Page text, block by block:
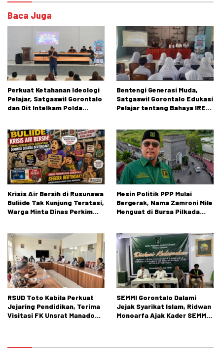
Baca Juga
Perkuat Ketahanan Ideologi
Pelajar, Satgaswil Gorontalo
dan Dit Intelkam Polda
Negeri 1 Kabila
Bentengi Generasi Muda,
Satgaswil Gorontalo Edukasi
Pelajar tentang Bahaya IRET,
Krisis Air Bersih di Rusunawa
Buliide Tak Kunjung Teratasi,
Warga Minta Dinas Perkim
Mesin Politik PPP Mulai
Bergerak, Nama Zamroni Mile
Menguat di Bursa Pilkada
RSUD Toto Kabila Perkuat
Jejaring Pendidikan, Terima
Visitasi FK Unsrat Manado
SEMMI Gorontalo Dalami
Jejak Syarikat Islam, Ridwan
Monoarfa Ajak Kader SEMMI